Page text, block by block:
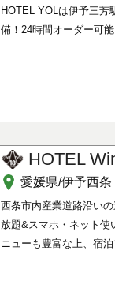
HOTEL YOLは伊予三芳
備！24時間オーダー可
HOTEL
愛媛県/伊予西条
西条市内産業道路沿い
放題&スマホ・ネット使
ニューも豊富な上、宿